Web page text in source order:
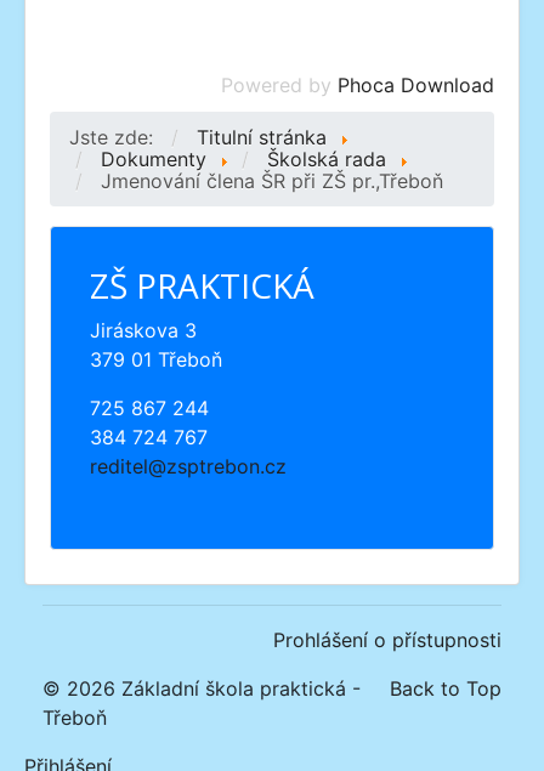
Powered by Phoca Download
Jste zde:
Titulní stránka
Dokumenty
Školská rada
Jmenování člena ŠR při ZŠ pr.,Třeboň
ZŠ PRAKTICKÁ
Jiráskova 3
379 01 Třeboň
725 867 244
384 724 767
reditel@zsptrebon.cz
Prohlášení o přístupnosti
Back to Top
© 2026 Základní škola praktická -
Třeboň
Přihlášení